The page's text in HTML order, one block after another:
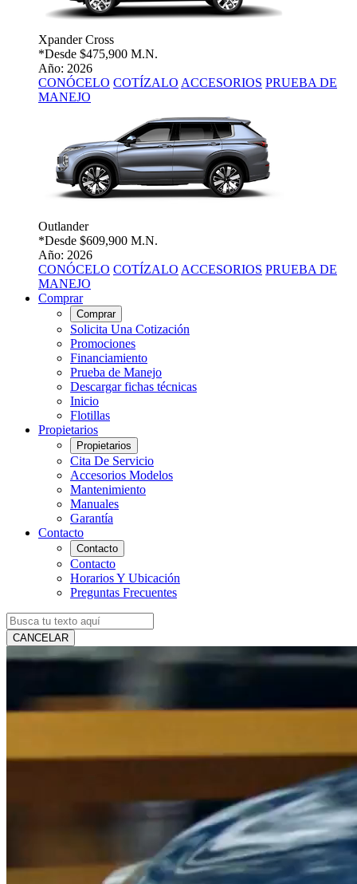
Xpander Cross
*Desde $475,900 M.N.
Año: 2026
CONÓCELO COTÍZALO ACCESORIOS PRUEBA DE
MANEJO
Outlander
*Desde $609,900 M.N.
Año: 2026
CONÓCELO COTÍZALO ACCESORIOS PRUEBA DE
MANEJO
Comprar
Comprar
Solicita Una Cotización
Promociones
Financiamiento
Prueba de Manejo
Descargar fichas técnicas
Inicio
Flotillas
Propietarios
Propietarios
Cita De Servicio
Accesorios Modelos
Mantenimiento
Manuales
Garantía
Contacto
Contacto
Contacto
Horarios Y Ubicación
Preguntas Frecuentes
CANCELAR